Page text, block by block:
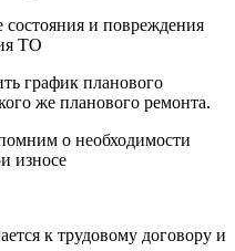
состояния и повреждения
ТО
график планового
же планового ремонта.
о необходимости
износе
к трудовому договору и